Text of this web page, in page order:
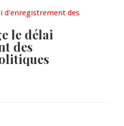
le délai
des